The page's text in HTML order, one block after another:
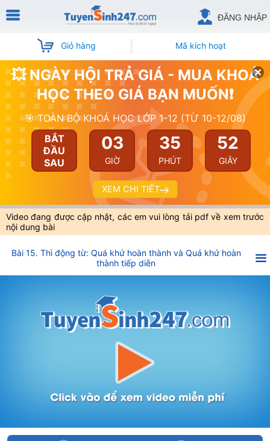
ĐĂNG NHẬP
Giỏ hàng Mã kích hoạt
💥 NGÀY HỘI TRẢ GIÁ - MUA KHOÁ
HỌC THEO GIÁ BẠN MUỐN❗
🎯 TOÀN BỘ KHOÁ HỌC LỚP 1-12 (TỪ 10-12/08)
BẮT
ĐẦU
SAU
03
GIỜ
35
PHÚT
52
GIÂY
XEM CHI TIẾT
Video đang được cập nhật, các em vui lòng tải pdf về xem trước
nội dung bài
Bài 15. Thì động từ: Quá khứ hoàn thành và Quá khứ hoàn
thành tiếp diễn